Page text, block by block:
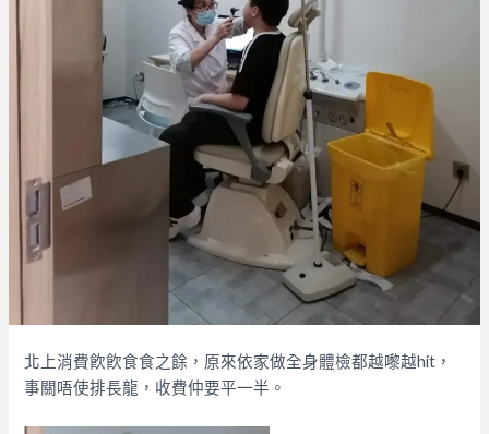
北上消費飮飮食食之餘，原來依家做全身體檢都越嚟越hit，
事關唔使排長龍，收費仲要平一半。